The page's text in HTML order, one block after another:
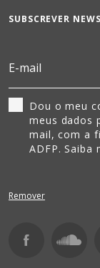
SUBSCREVER
Dou o meu
meus dados
mail, com a
ADFP. Saiba
Remover